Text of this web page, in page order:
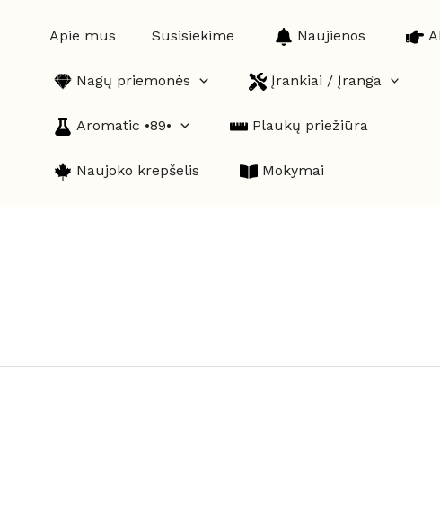
Apie mus Susisiekime Naujienos
Nagų priemonės Įrankiai / Įranga
Aromatic •89• Plaukų priežiūra
Naujoko krepšelis Mokymai